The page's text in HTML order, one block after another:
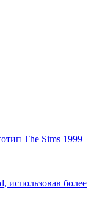
The Sims 1999
использовав более